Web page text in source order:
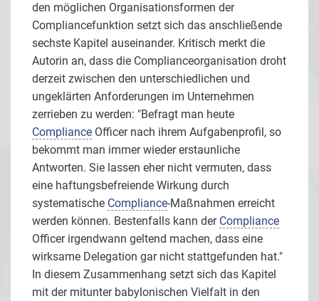
den möglichen Organisationsformen der
Compliancefunktion setzt sich das anschließende
sechste Kapitel auseinander. Kritisch merkt die
Autorin an, dass die Complianceorganisation droht
derzeit zwischen den unterschiedlichen und
ungeklärten Anforderungen im Unternehmen
zerrieben zu werden: "Befragt man heute
Compliance Officer nach ihrem Aufgabenprofil, so
bekommt man immer wieder erstaunliche
Antworten. Sie lassen eher nicht vermuten, dass
eine haftungsbefreiende Wirkung durch
systematische Compliance-Maßnahmen erreicht
werden können. Bestenfalls kann der Compliance
Officer irgendwann geltend machen, dass eine
wirksame Delegation gar nicht stattgefunden hat."
In diesem Zusammenhang setzt sich das Kapitel
mit der mitunter babylonischen Vielfalt in den